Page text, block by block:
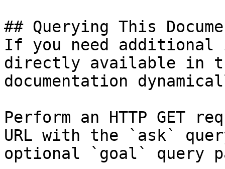
## Querying This
If you need
directly available in
documentation
Perform an HTTP GET
URL with the `ask`
optional `goal` query